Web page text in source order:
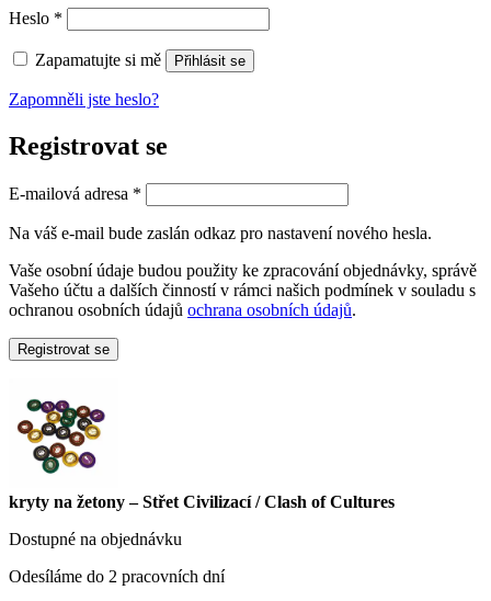
Heslo *
Zapamatujte si mě Přihlásit se
Zapomněli jste heslo?
Registrovat se
E-mailová adresa *
Na váš e-mail bude zaslán odkaz pro nastavení nového hesla.
Vaše osobní údaje budou použity ke zpracování objednávky, správě
Vašeho účtu a dalších činností v rámci našich podmínek v souladu s
ochranou osobních údajů ochrana osobních údajů.
Registrovat se
kryty na žetony – Střet Civilizací / Clash of Cultures
Dostupné na objednávku
Odesíláme do 2 pracovních dní